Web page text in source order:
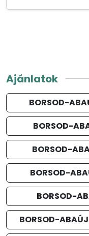
Ajánlatok
BORSOD-
BORSOD-
BORSOD-
BORSOD-
BORSOD-
BORSOD-